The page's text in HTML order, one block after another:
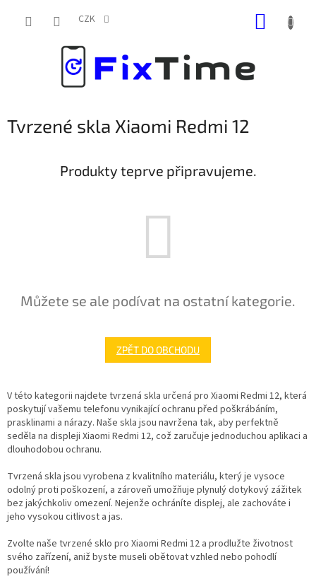
CZK
Tvrzené skla Xiaomi Redmi 12
Produkty teprve připravujeme.
Můžete se ale podívat na ostatní kategorie.
ZPĚT DO OBCHODU
V této kategorii najdete tvrzená skla určená pro Xiaomi Redmi 12, která
poskytují vašemu telefonu vynikající ochranu před poškrábáním,
prasklinami a nárazy. Naše skla jsou navržena tak, aby perfektně
seděla na displeji Xiaomi Redmi 12, což zaručuje jednoduchou aplikaci a
dlouhodobou ochranu.
Tvrzená skla jsou vyrobena z kvalitního materiálu, který je vysoce
odolný proti poškození, a zároveň umožňuje plynulý dotykový zážitek
bez jakýchkoliv omezení. Nejenže ochráníte displej, ale zachováte i
jeho vysokou citlivost a jas.
Zvolte naše tvrzené sklo pro Xiaomi Redmi 12 a prodlužte životnost
svého zařízení, aniž byste museli obětovat vzhled nebo pohodlí
používání!